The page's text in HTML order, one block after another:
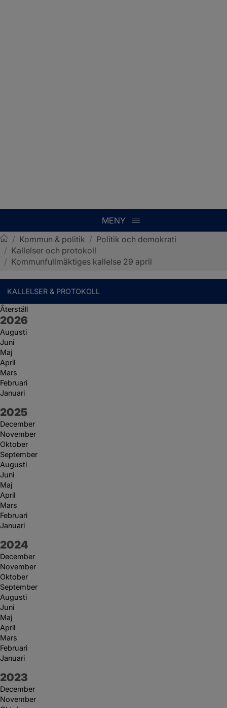
MENY
Sotenäs kommun
/ Kommun & politik / Politik och demokrati
/ Kallelser och protokoll
/ Kommunfullmäktiges kallelse 29 april
KALLELSER & PROTOKOLL
Återställ
År:
2026
Augusti
Juni
Maj
April
Mars
Februari
Januari
År:
2025
December
November
Oktober
September
Augusti
Juni
Maj
April
Mars
Februari
Januari
År:
2024
December
November
Oktober
September
Augusti
Juni
Maj
April
Mars
Februari
Januari
År:
2023
December
November